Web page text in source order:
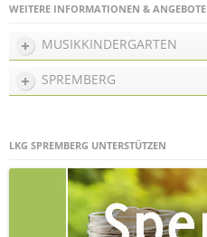
WEITERE INFORMATIONEN & ANGEBOTE
MUSIKKINDERGARTEN
SPREMBERG
LKG SPREMBERG UNTERSTÜTZEN